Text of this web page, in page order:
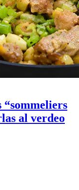
al verdeo